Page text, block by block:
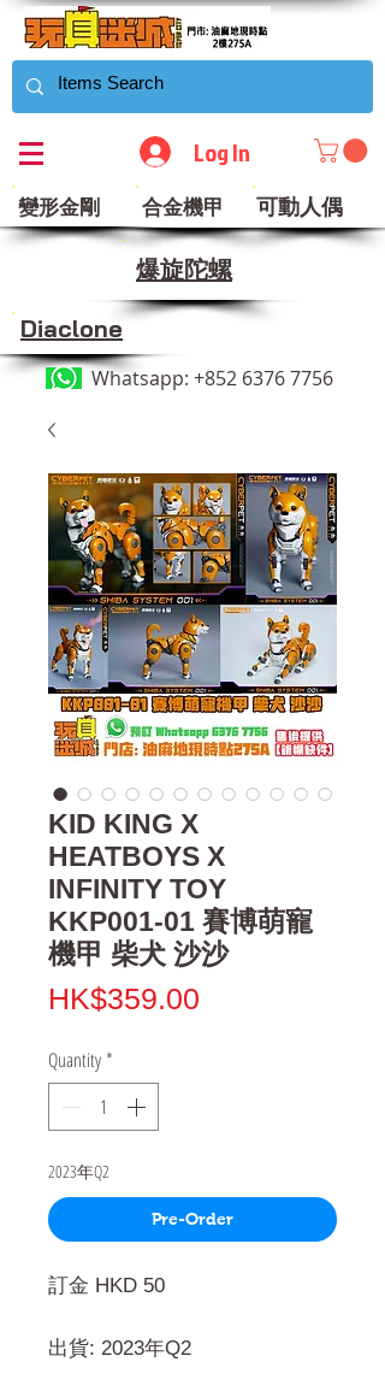
Log In
變形金剛 合金機甲 可動人偶
​爆旋陀螺
Diaclone
Whatsapp: +852 6376 7756
KID KING X
HEATBOYS X
INFINITY TOY
KKP001-01 賽博萌寵
機甲 柴犬 沙沙
HK$359.00
Quantity *
2023年Q2
Pre-Order
訂金 HKD 50
出貨: 2023年Q2